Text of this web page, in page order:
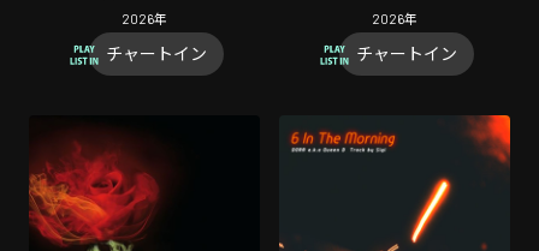
2026年
チャートイン
[Remix]
2026年
チャートイン